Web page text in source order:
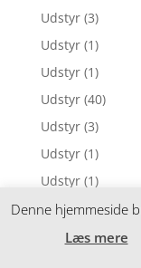
Udstyr (3)
Udstyr (1)
Udstyr (1)
Udstyr (40)
Udstyr (3)
Udstyr (1)
Udstyr (1)
Udstyr (1)
Udstyr (1)
Denne hjemmeside
Læs mere